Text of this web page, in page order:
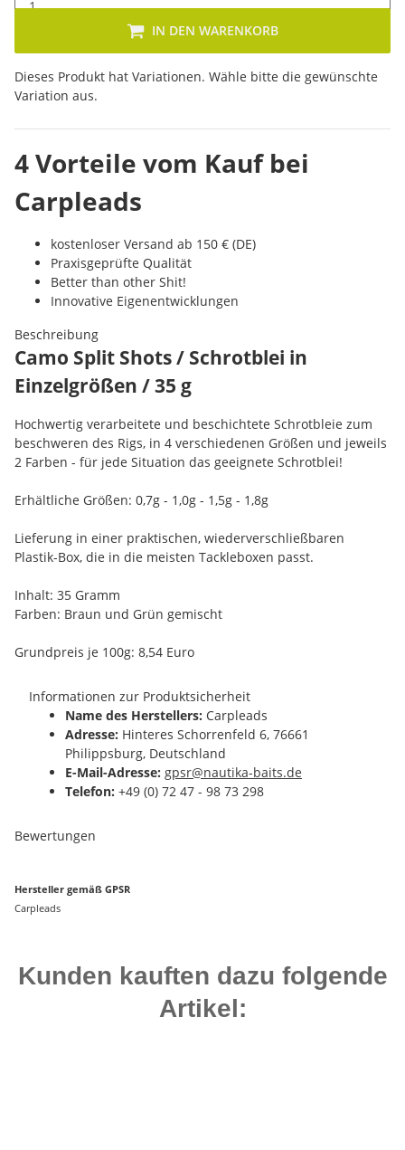
IN DEN WARENKORB
x
Dieses Produkt hat Variationen. Wähle bitte die gewünschte
Variation aus.
4 Vorteile vom Kauf bei
Carpleads
kostenloser Versand ab 150 € (DE)
Praxisgeprüfte Qualität
Better than other Shit!
Innovative Eigenentwicklungen
Beschreibung
Camo Split Shots / Schrotblei in
Einzelgrößen / 35 g
Hochwertig verarbeitete und beschichtete Schrotbleie zum
beschweren des Rigs, in 4 verschiedenen Größen und jeweils
2 Farben - für jede Situation das geeignete Schrotblei!
Erhältliche Größen: 0,7g - 1,0g - 1,5g - 1,8g
Lieferung in einer praktischen, wiederverschließbaren
Plastik-Box, die in die meisten Tackleboxen passt.
Inhalt: 35 Gramm
Farben: Braun und Grün gemischt
Grundpreis je 100g: 8,54 Euro
Informationen zur Produktsicherheit
Name des Herstellers: Carpleads
Adresse: Hinteres Schorrenfeld 6, 76661
Philippsburg, Deutschland
E-Mail-Adresse: gpsr@nautika-baits.de
Telefon: +49 (0) 72 47 - 98 73 298
Bewertungen
Hersteller gemäß GPSR
Carpleads
Kunden kauften dazu folgende
Artikel: